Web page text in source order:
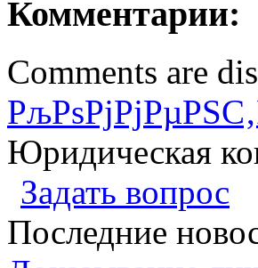
Комментарии:
Comments are
Юридическая
Задать вопрос
Последние